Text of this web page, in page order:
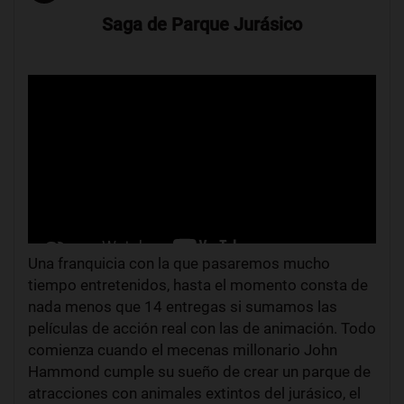
Saga de Parque Jurásico
Una franquicia con la que pasaremos mucho
tiempo entretenidos, hasta el momento consta de
nada menos que 14 entregas si sumamos las
películas de acción real con las de animación. Todo
comienza cuando el mecenas millonario John
Hammond cumple su sueño de crear un parque de
atracciones con animales extintos del jurásico, el